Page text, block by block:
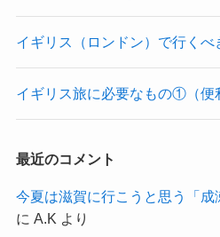
イギリス（ロンドン）で行くべ
イギリス旅に必要なもの①（便
最近のコメント
今夏は滋賀に行こうと思う「成
に A.K より